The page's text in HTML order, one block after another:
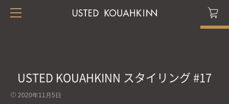
USTED KOUAHKINN スタイリング #17
2020年11月5日